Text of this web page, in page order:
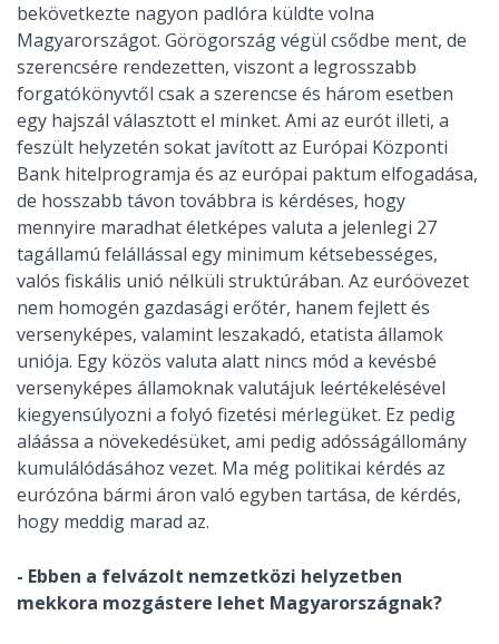
bekövetkezte nagyon padlóra küldte volna
Magyarországot. Görögország végül csődbe ment, de
szerencsére rendezetten, viszont a legrosszabb
forgatókönyvtől csak a szerencse és három esetben
egy hajszál választott el minket. Ami az eurót illeti, a
feszült helyzetén sokat javított az Európai Központi
Bank hitelprogramja és az európai paktum elfogadása,
de hosszabb távon továbbra is kérdéses, hogy
mennyire maradhat életképes valuta a jelenlegi 27
tagállamú felállással egy minimum kétsebességes,
valós fiskális unió nélküli struktúrában. Az euróövezet
nem homogén gazdasági erőtér, hanem fejlett és
versenyképes, valamint leszakadó, etatista államok
uniója. Egy közös valuta alatt nincs mód a kevésbé
versenyképes államoknak valutájuk leértékelésével
kiegyensúlyozni a folyó fizetési mérlegüket. Ez pedig
aláássa a növekedésüket, ami pedig adósságállomány
kumulálódásához vezet. Ma még politikai kérdés az
eurózóna bármi áron való egyben tartása, de kérdés,
hogy meddig marad az.
- Ebben a felvázolt nemzetközi helyzetben
mekkora mozgástere lehet Magyarországnak?